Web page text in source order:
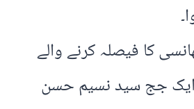
کا فیصلہ کرنے والے
جج سید نسیم حسن